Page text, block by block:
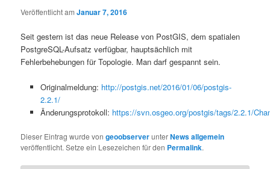
Veröffentlicht amJanuar 7, 2016
Seit gestern ist das neue Release von PostGIS, dem spatialen
PostgreSQL-Aufsatz verfügbar, hauptsächlich mit
Fehlerbehebungen für Topologie. Man darf gespannt sein.
Originalmeldung: http://postgis.net/2016/01/06/postgis-
2.2.1/
Änderungsprotokoll: https://svn.osgeo.org/postgis/tags/2.2.1/
Dieser Eintrag wurde vongeoobserverunterNews allgemein
veröffentlicht. Setze ein Lesezeichen für den Permalink.